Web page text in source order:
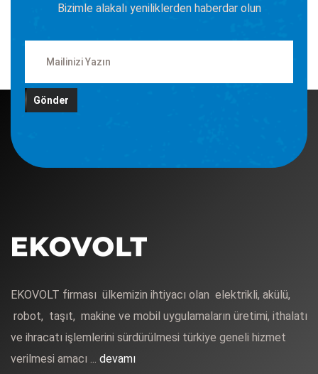
Bizimle alakalı yeniliklerden haberdar olun
Gönder
EKOVOLT firması ülkemizin ihtiyacı olan elektrikli, akülü,
robot, taşıt, makine ve mobil uygulamaların üretimi, ithalatı
ve ihracatı işlemlerini sürdürülmesi türkiye geneli hizmet
verilmesi amacı ... devamı